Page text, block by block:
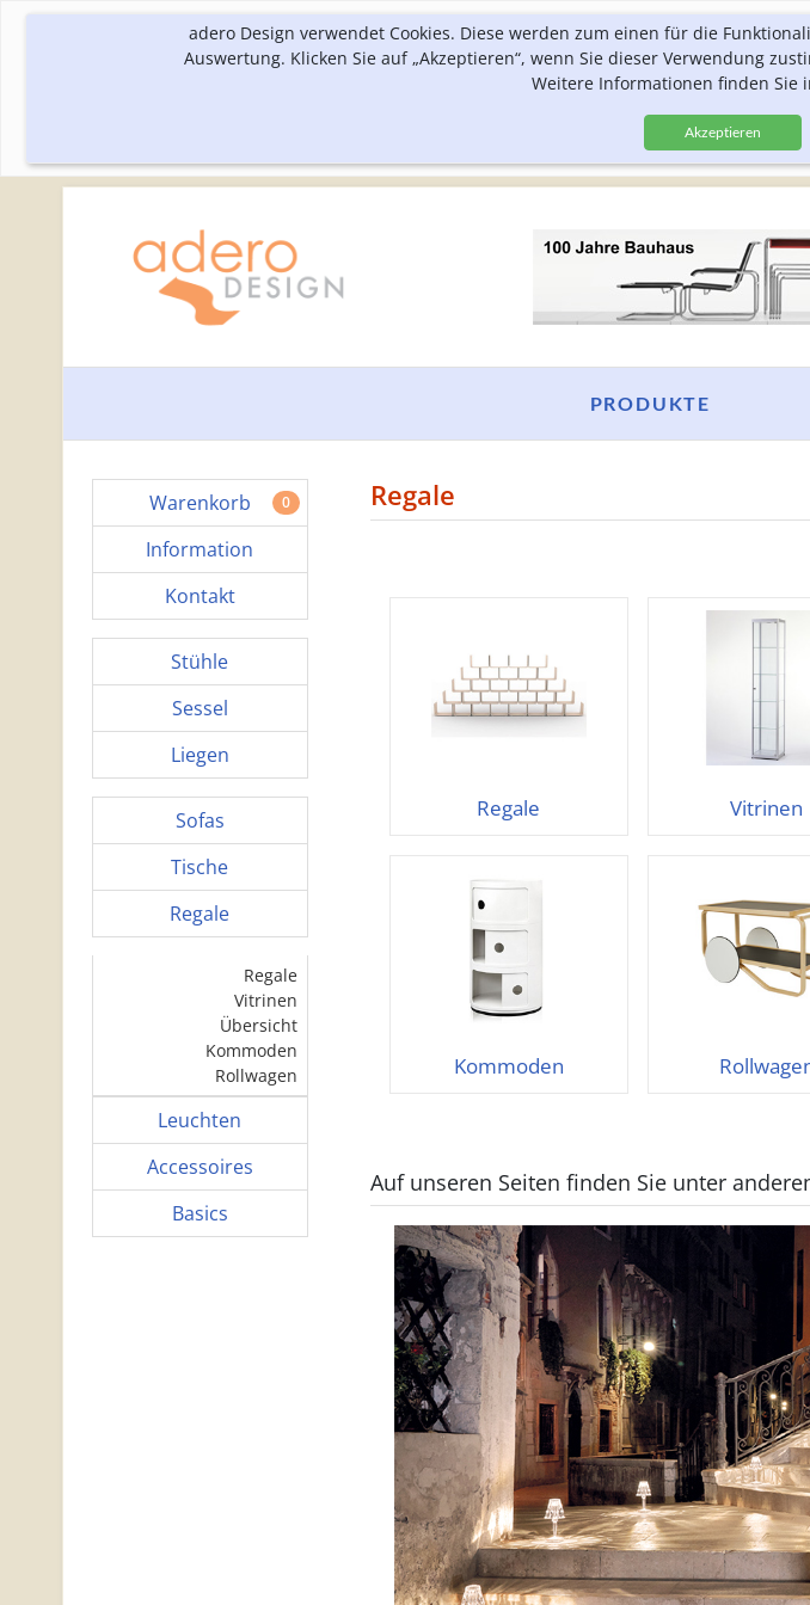
adero Design verwendet Cookies. Diese werden zum einen für die
Auswertung. Klicken Sie auf „Akzeptieren“, wenn Sie dieser Verwendung
Weitere Informationen finden Sie
Akzeptieren
PRODUKTE
Warenkorb 0
Information
Kontakt
Stühle
Sessel
Liegen
Sofas
Tische
Regale
Regale
Vitrinen
Übersicht
Kommoden
Rollwagen
Leuchten
Accessoires
Basics
Regale
Regale Vitrinen
Kommoden
Auf unseren Seiten finden Sie unter